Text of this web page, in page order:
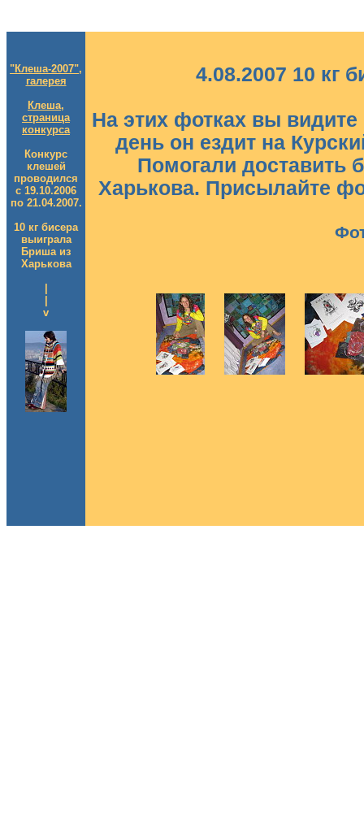
"Клеша-2007",
галерея
Клеша,
страница
конкурса
Конкурс
клешей
проводился
с 19.10.2006
по 21.04.2007.
10 кг бисера
выиграла
Бриша из
Харькова
v
4.08.2007 10 кг
На этих фотках вы
день он ездит на
Помогали доставить
Харькова. Присылайте